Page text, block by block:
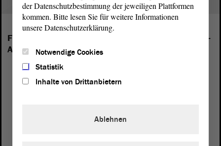
Folgende Fraktionen sind im Landtag von Sachsen-
Anhalt vertreten:
der Datenschutzbestimmung der jeweiligen Plattformen
kommen. Bitte lesen Sie für weitere Informationen
unsere Datenschutzerklärung.
Notwendige Cookies
Statistik
Inhalte von Drittanbietern
Ablehnen